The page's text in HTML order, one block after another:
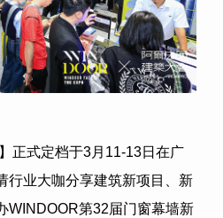
正式定档于3月 11-13日在广
行业大咖分享建筑新项目、新
WINDOOR第32届门窗幕墙新